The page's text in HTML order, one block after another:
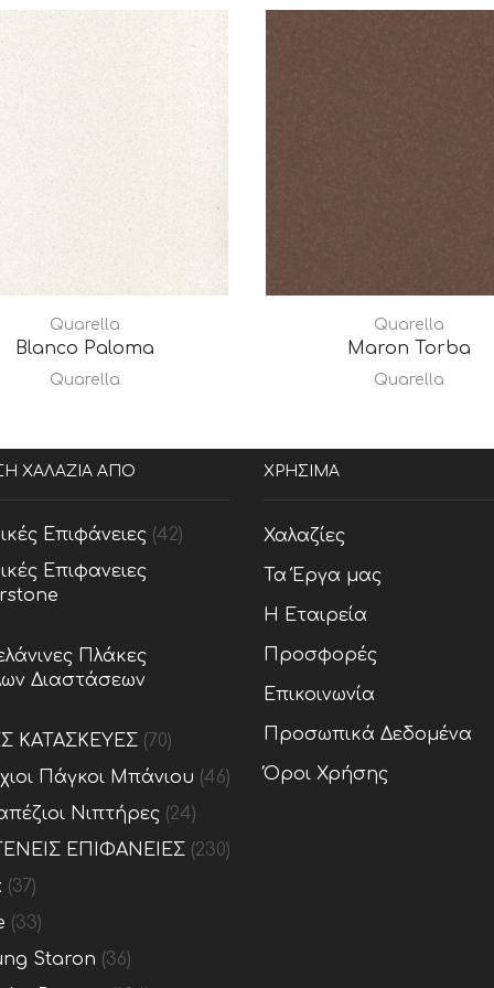
Quarella
Blanco Paloma
Quarella
Quarella
Maron Torba
Quarella
ΧΑΛΑΖΙΑ ΑΠΟ
Επιφάνειες (42)
Επιφανειες
Πλάκες
Διαστάσεων
ΚΑΤΑΣΚΕΥΕΣ (70)
Πάγκοι Μπάνιου (46)
Νιπτήρες (24)
ΕΠΙΦΑΝΕΙΕΣ (230)
(37)
(33)
Staron (36)
ΧΡΗΣΙΜΑ
Χαλαζίες
Τα Έργα μας
Η Εταιρεία
Προσφορές
Επικοινωνία
Προσωπικά Δεδομένα
Όροι Χρήσης